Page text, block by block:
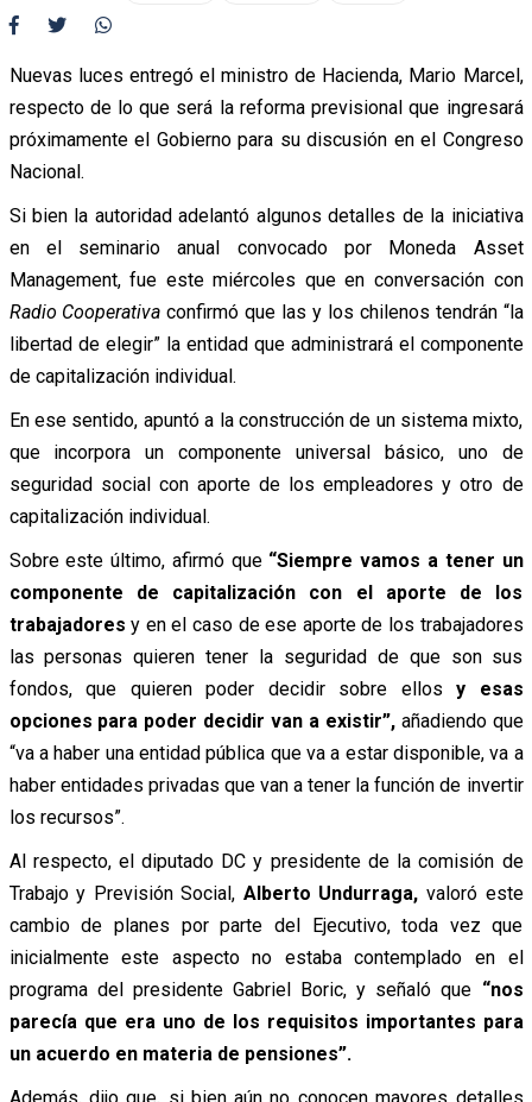
Nuevas luces entregó el ministro de Hacienda, Mario Marcel,
respecto de lo que será la reforma previsional que ingresará
próximamente el Gobierno para su discusión en el Congreso
Nacional.
Si bien la autoridad adelantó algunos detalles de la iniciativa
en el seminario anual convocado por Moneda Asset
Management, fue este miércoles que en conversación con
Radio Cooperativa confirmó que las y los chilenos tendrán “la
libertad de elegir” la entidad que administrará el componente
de capitalización individual.
En ese sentido, apuntó a la construcción de un sistema mixto,
que incorpora un componente universal básico, uno de
seguridad social con aporte de los empleadores y otro de
capitalización individual.
Sobre este último, afirmó que “Siempre vamos a tener un
componente de capitalización con el aporte de los
trabajadores y en el caso de ese aporte de los trabajadores
las personas quieren tener la seguridad de que son sus
fondos, que quieren poder decidir sobre ellos y esas
opciones para poder decidir van a existir”, añadiendo que
“va a haber una entidad pública que va a estar disponible, va a
haber entidades privadas que van a tener la función de invertir
los recursos”.
Al respecto, el diputado DC y presidente de la comisión de
Trabajo y Previsión Social, Alberto Undurraga, valoró este
cambio de planes por parte del Ejecutivo, toda vez que
inicialmente este aspecto no estaba contemplado en el
programa del presidente Gabriel Boric, y señaló que “nos
parecía que era uno de los requisitos importantes para
un acuerdo en materia de pensiones”.
Además, dijo que, si bien aún no conocen mayores detalles